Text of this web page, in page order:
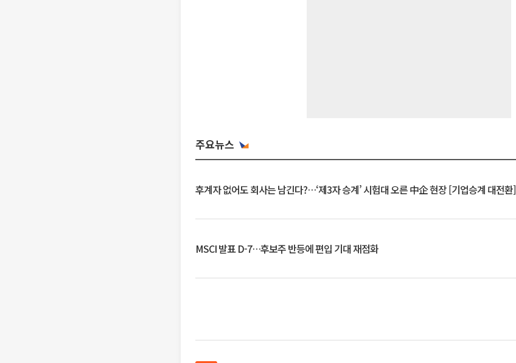
주요뉴스
후계자 없어도 회사는 남긴다?…‘제3자 승계’ 시험대 오른 中企 현장 [기업승계 대전환]
MSCI 발표 D-7…후보주 반등에 편입 기대 재점화